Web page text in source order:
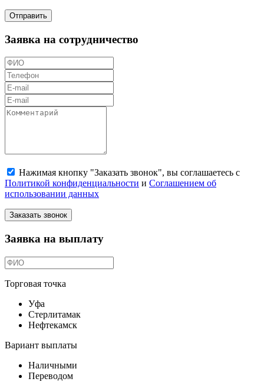
Отправить
Заявка на сотрудничество
Нажимая кнопку "Заказать звонок", вы соглашаетесь с
Политикой конфиденциальности и Соглашением об
использовании данных
Заказать звонок
Заявка на выплату
Торговая точка
Уфа
Стерлитамак
Нефтекамск
Вариант выплаты
Наличными
Переводом